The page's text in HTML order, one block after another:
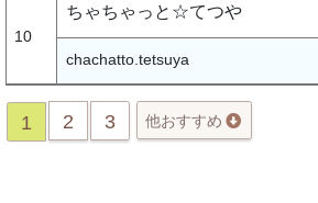
10
ちゃちゃっと☆てつや
chachatto.tetsuya
1 2 3 他おすすめ